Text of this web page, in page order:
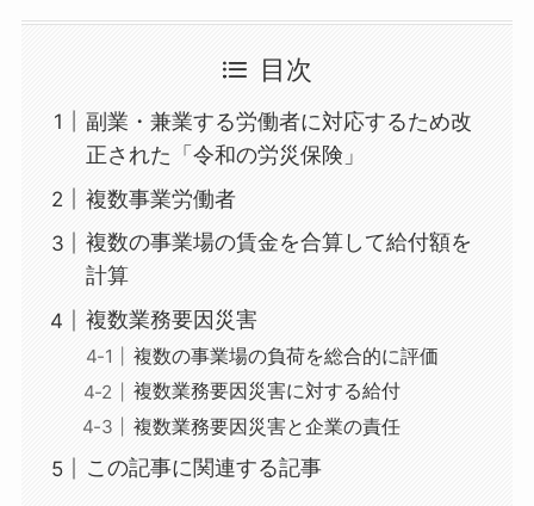
目次
副業・兼業する労働者に対応するため改
正された「令和の労災保険」
複数事業労働者
複数の事業場の賃金を合算して給付額を
計算
複数業務要因災害
複数の事業場の負荷を総合的に評価
複数業務要因災害に対する給付
複数業務要因災害と企業の責任
この記事に関連する記事